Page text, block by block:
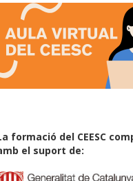
formació del CEESC
el suport de: